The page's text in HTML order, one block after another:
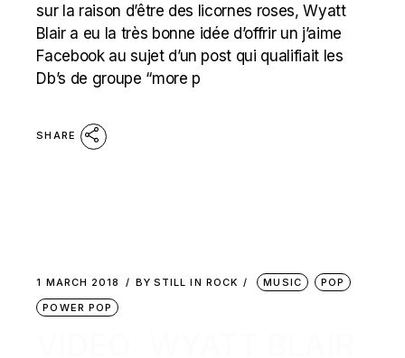
sur la raison d’être des licornes roses, Wyatt
Blair a eu la très bonne idée d’offrir un j’aime
Facebook au sujet d’un post qui qualifiait les
Db’s de groupe “more p
SHARE
1 MARCH 2018 BY STILL IN ROCK MUSIC
POP
POWER POP